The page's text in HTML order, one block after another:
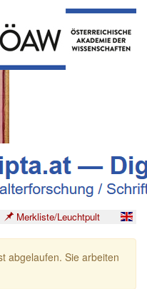
Merkliste/Leuchtpult
abgelaufen. Sie arbeiten